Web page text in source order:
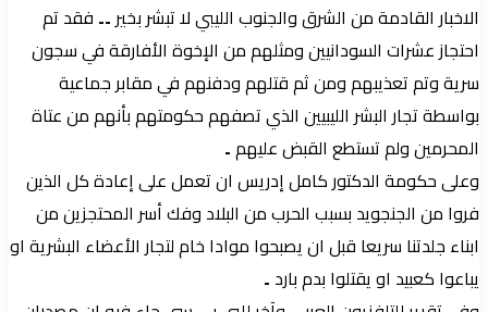
الاخبار القادمة من الشرق والجنوب الليبي لا تبشر بخير ۔۔ فقد تم
احتجاز عشرات السودانيين ومثلهم من الإخوة الأفارقة في سجون
سرية وتم تعذيبهم ومن ثم قتلهم ودفنهم في مقابر جماعية
بواسطة تجار البشر الليبيين الذي تصفهم حكومتهم بأنهم من عتاة
المحرمين ولم تستطع القبض عليهم ۔
وعلى حكومة الدكتور كامل إدريس ان تعمل على إعادة كل الذين
فروا من الجنجويد بسبب الحرب من البلاد وفك أسر المحتجزين من
ابناء جلدتنا سريعا قبل ان يصبحوا موادا خام لتجار الأعضاء البشرية او
يباعوا كعبيد او يقتلوا بدم بارد ۔